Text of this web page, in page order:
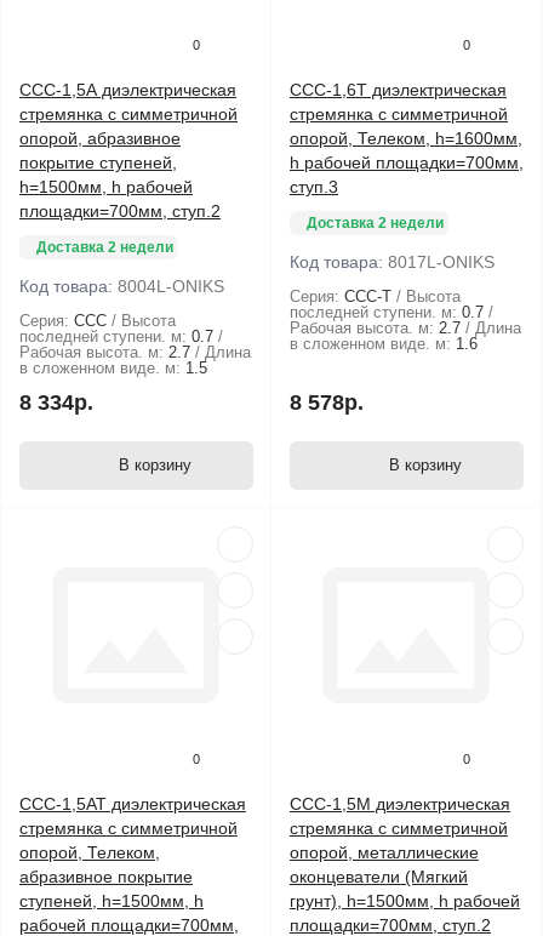
0
ССС-1,5А диэлектрическая
стремянка с симметричной
опорой, абразивное
покрытие ступеней,
h=1500мм, h рабочей
площадки=700мм, ступ.2
Доставка 2 недели
Код товара: 8004L-ONIKS
Серия: ССС
Высота
последней ступени. м: 0.7
Рабочая высота. м: 2.7
Длина
в сложенном виде. м: 1.5
8 334р.
В корзину
0
ССС-1,6Т диэлектрическая
стремянка с симметричной
опорой, Телеком, h=1600мм,
h рабочей площадки=700мм,
ступ.3
Доставка 2 недели
Код товара: 8017L-ONIKS
Серия: ССС-Т
Высота
последней ступени. м: 0.7
Рабочая высота. м: 2.7
Длина
в сложенном виде. м: 1.6
8 578р.
В корзину
0
ССС-1,5АТ диэлектрическая
стремянка с симметричной
опорой, Телеком,
абразивное покрытие
ступеней, h=1500мм, h
рабочей площадки=700мм,
0
ССС-1,5М диэлектрическая
стремянка с симметричной
опорой, металлические
оконцеватели (Мягкий
грунт), h=1500мм, h рабочей
площадки=700мм, ступ.2